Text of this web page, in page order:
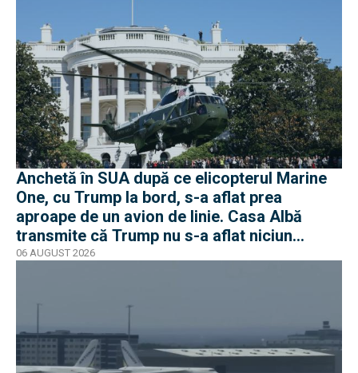
Anchetă în SUA după ce elicopterul Marine
One, cu Trump la bord, s-a aflat prea
aproape de un avion de linie. Casa Albă
transmite că Trump nu s-a aflat niciun
moment în pericol
06 AUGUST 2026